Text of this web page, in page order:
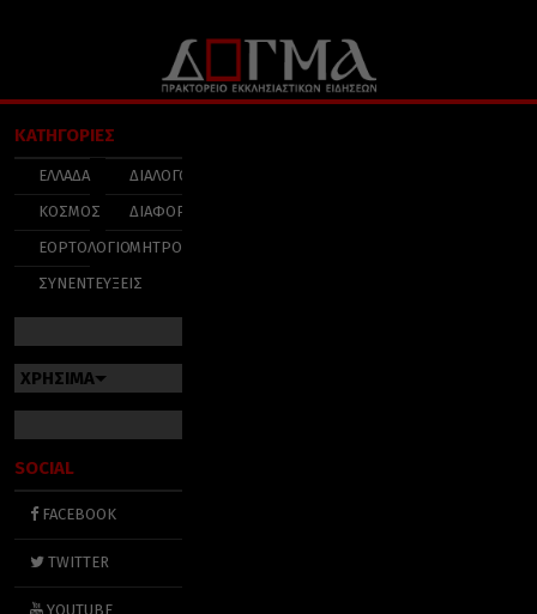
ΚΑΤΗΓΟΡΙΕΣ
ΕΛΛΑΔΑ
ΚΟΣΜΟΣ
ΕΟΡΤΟΛΟΓΙΟ
ΣΥΝΕΝΤΕΥΞΕΙΣ
ΔΙΑΛΟΓΟΣ
ΔΙΑΦΟΡΑ
ΜΗΤΡΟΠΟΛΕΙΣ
ΧΡΗΣΙΜΑ
SOCIAL
FACEBOOK
TWITTER
YOUTUBE